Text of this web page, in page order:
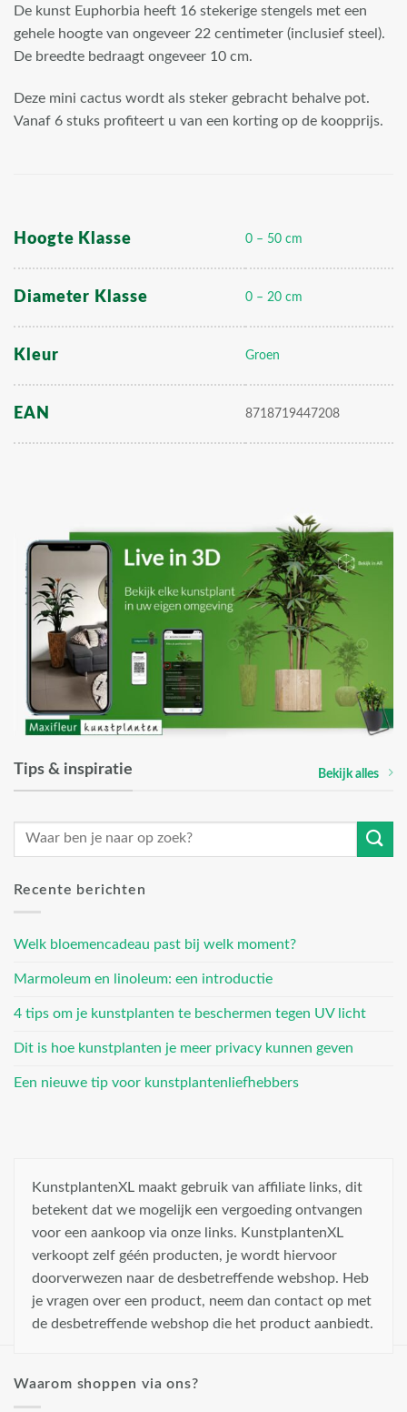
De kunst Euphorbia heeft 16 stekerige stengels met een
gehele hoogte van ongeveer 22 centimeter (inclusief steel).
De breedte bedraagt ongeveer 10 cm.
Deze mini cactus wordt als steker gebracht behalve pot.
Vanaf 6 stuks profiteert u van een korting op de koopprijs.
Hoogte Klasse 0 – 50 cm
Diameter Klasse 0 – 20 cm
Kleur Groen
EAN 8718719447208
Tips & inspiratie Bekijk alles
Recente berichten
Welk bloemencadeau past bij welk moment?
Marmoleum en linoleum: een introductie
4 tips om je kunstplanten te beschermen tegen UV licht
Dit is hoe kunstplanten je meer privacy kunnen geven
Een nieuwe tip voor kunstplantenliefhebbers
KunstplantenXL maakt gebruik van affiliate links, dit
betekent dat we mogelijk een vergoeding ontvangen
voor een aankoop via onze links. KunstplantenXL
verkoopt zelf géén producten, je wordt hiervoor
doorverwezen naar de desbetreffende webshop. Heb
je vragen over een product, neem dan contact op met
de desbetreffende webshop die het product aanbiedt.
Waarom shoppen via ons?